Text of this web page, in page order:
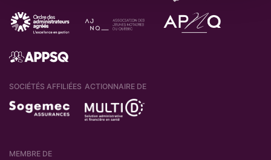
SOCIÉTÉS AFFILIÉES ACTIONNAIRE DE
MEMBRE DE